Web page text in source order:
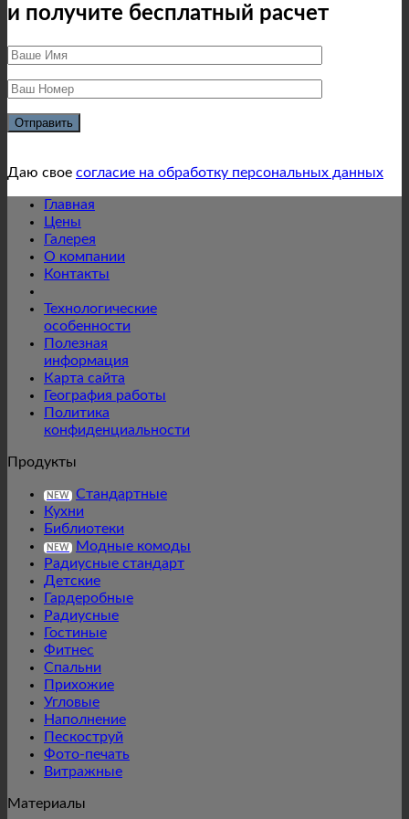
и получите бесплатный расчет
Даю свое согласие на обработку персональных данных
Главная
Цены
Галерея
О компании
Контакты
Технологические
особенности
Полезная
информация
Карта сайта
География работы
Политика
конфиденциальности
Продукты
NEW
Стандартные
Кухни
Библиотеки
NEW
Модные комоды
Радиусные стандарт
Детские
Гардеробные
Радиусные
Гостиные
Фитнес
Спальни
Прихожие
Угловые
Наполнение
Пескоструй
Фото-печать
Витражные
Материалы